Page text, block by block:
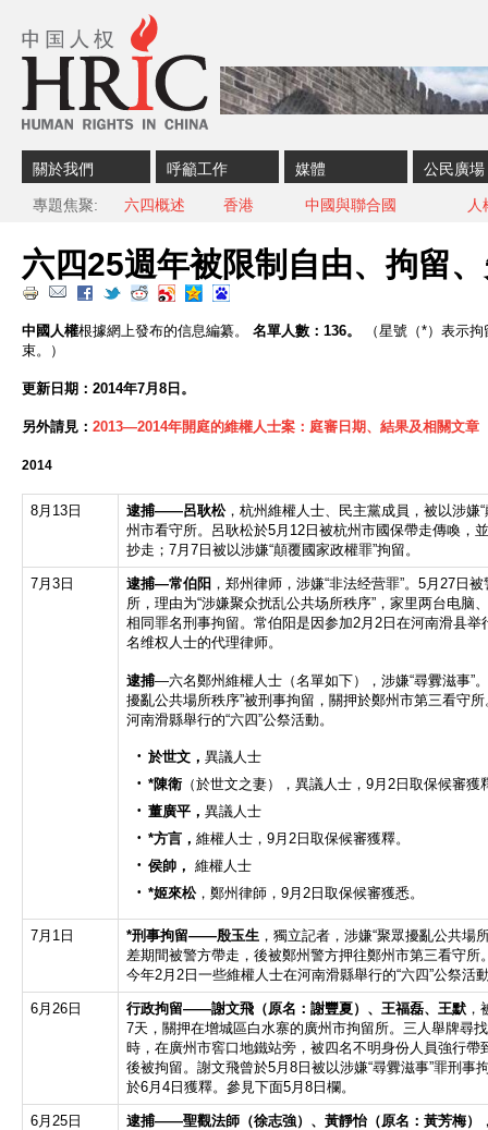
關於我們 呼籲工作 媒體 公民廣場
專題焦聚 六四概述 香港 中國與聯合國 人
六四25週年被限制自由、拘留
中國人權根據網上發布的信息編纂。 名單人數：136。
（星號（*）表示
束。）
更新日期：2014年7月8日。
另外請見： 2013—2014年開庭的維權人士案：庭審日期、結果及相關文章
2014
8月13日 逮捕——呂耿松，杭州維權人士、民主黨成員，被以涉嫌
州市看守所。呂耿松於5月12日被杭州市國保帶走傳喚，
抄走；7月7日被以涉嫌“顛覆國家政權罪”拘留。
7月3日 逮捕—常伯阳 ，郑州律师，涉嫌“非法经营罪”。5月27日
所，理由为“涉嫌聚众扰乱公共场所秩序”，家里两台电脑
相同罪名刑事拘留。常伯阳是因参加2月2日在河南滑县
名维权人士的代理律师。
逮捕—六名鄭州維權人士（名單如下），涉嫌“尋釁滋事”
擾亂公共場所秩序”被刑事拘留，關押於鄭州市第三看守
河南滑縣舉行的“六四”公祭活動。
於世文， 異議人士
*陳衛（於世文之妻），異議人士，9月2日取保候審獲
董廣平， 異議人士
*方言， 維權人士，9月2日取保候審獲釋。
侯帥， 維權人士
*姬來松，鄭州律師，9月2日取保候審獲悉。
7月1日 *刑事拘留——殷玉生，獨立記者，涉嫌“聚眾擾亂公共場
差期間被警方帶走，後被鄭州警方押往鄭州市第三看守所
今年2月2日一些維權人士在河南滑縣舉行的“六四”公祭活
6月26日 行政拘留——謝文飛（原名：謝豐夏）、王福磊、王默，
7天，關押在增城區白水寨的廣州市拘留所。三人舉牌尋
時，在廣州市窖口地鐵站旁，被四名不明身​​份人員強行帶
後被拘留。謝文飛曾於5月8日被以涉嫌“尋釁滋事”罪刑事
於6月4日獲釋。參見下面5月8日欄。
6月25日 逮捕——聖觀法師（徐志強）、黃靜怡（原名：黃芳梅）